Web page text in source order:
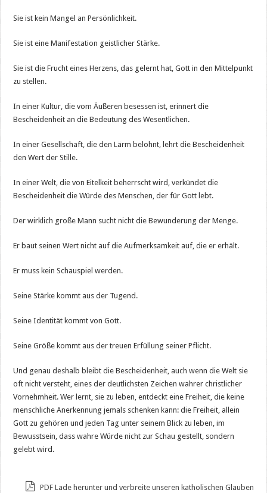
Sie ist kein Mangel an Persönlichkeit.
Sie ist eine Manifestation geistlicher Stärke.
Sie ist die Frucht eines Herzens, das gelernt hat, Gott in den Mittelpunkt
zu stellen.
In einer Kultur, die vom Äußeren besessen ist, erinnert die
Bescheidenheit an die Bedeutung des Wesentlichen.
In einer Gesellschaft, die den Lärm belohnt, lehrt die Bescheidenheit
den Wert der Stille.
In einer Welt, die von Eitelkeit beherrscht wird, verkündet die
Bescheidenheit die Würde des Menschen, der für Gott lebt.
Der wirklich große Mann sucht nicht die Bewunderung der Menge.
Er baut seinen Wert nicht auf die Aufmerksamkeit auf, die er erhält.
Er muss kein Schauspiel werden.
Seine Stärke kommt aus der Tugend.
Seine Identität kommt von Gott.
Seine Größe kommt aus der treuen Erfüllung seiner Pflicht.
Und genau deshalb bleibt die Bescheidenheit, auch wenn die Welt sie
oft nicht versteht, eines der deutlichsten Zeichen wahrer christlicher
Vornehmheit. Wer lernt, sie zu leben, entdeckt eine Freiheit, die keine
menschliche Anerkennung jemals schenken kann: die Freiheit, allein
Gott zu gehören und jeden Tag unter seinem Blick zu leben, im
Bewusstsein, dass wahre Würde nicht zur Schau gestellt, sondern
gelebt wird.
PDF Lade herunter und verbreite unseren katholischen Glauben